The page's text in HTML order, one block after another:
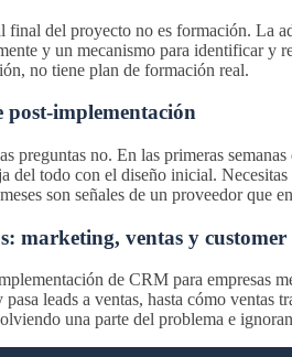
final del proyecto no es formación. La
y un mecanismo para identificar y
no tiene plan de formación real.
post-implementación
preguntas no. En las primeras
del todo con el diseño inicial.
son señales de un proveedor que
marketing, ventas y customer
de CRM para empresas
leads a ventas, hasta cómo ventas
una parte del problema e